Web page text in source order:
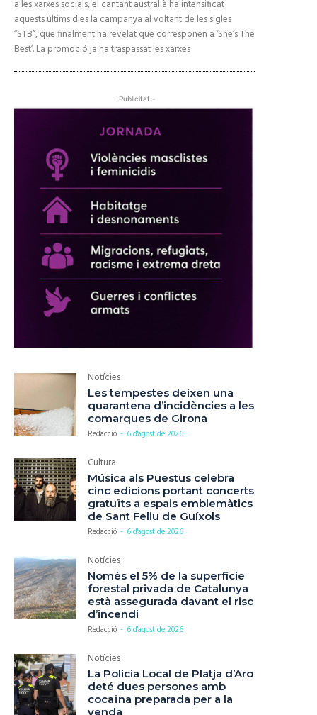
a les xarxes socials, el cantant australià ha intensificat
aquests últims dies la campanya al voltant de les sigles
“STB”, que finalment ha revelat que corresponen a ‘She’s The
Best’. La promoció ja ha traspassat les xarxes
- Publicitat -
Notícies
Les tempestes deixen una
quarantena d’incidències a les
comarques de Girona
Redacció - 6 d'agost de 2026
Cultura
Música als Puestus celebra
cinc edicions portant concerts
gratuïts a espais emblemàtics
de Sant Feliu de Guíxols
Redacció - 6 d'agost de 2026
Notícies
Només el 5% de la superfície
forestal privada de Catalunya
està assegurada davant el risc
d’incendi
Redacció - 6 d'agost de 2026
Notícies
La Policia Local de Platja d’Aro
deté dues persones amb
cocaïna preparada per a la
venda